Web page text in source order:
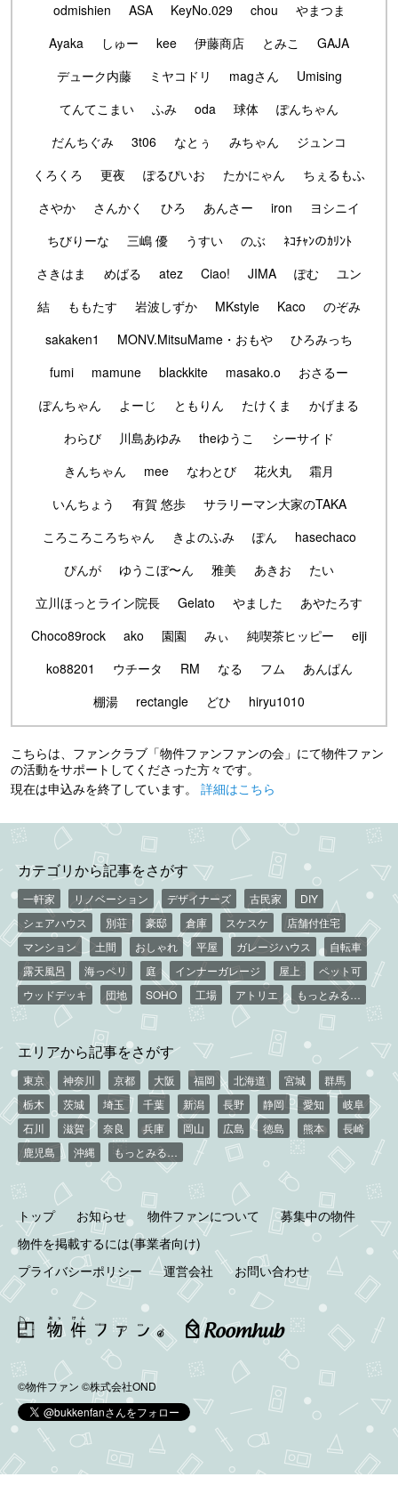
odmishien
ASA KeyNo.029 chou
やまつま
Ayaka
しゅー kee 伊藤商店 とみこ
GAJA
デューク内藤
ミヤコドリ magさん
Umising
てんてこまい
ふみ oda 球体
ぽんちゃん
だんちぐみ
3t06 なとぅ みちゃん
ジュンコ
くろくろ
更夜 ぽるぴいお たかにゃん
ちぇるもふ
さやか
さんかく ひろ あんさー iron
ヨシニイ
ちびりーな
三嶋 優 うすい のぶ
ﾈｺﾁｬﾝのｶﾘﾝﾄ
さきはま
めばる atez Ciao! JIMA ぽむ
ユン
結
ももたす 岩波しずか MKstyle Kaco
のぞみ
sakaken1
MONV.MitsuMame・おもや
ひろみっち
fumi
mamune blackkite masako.o
おさるー
ぽんちゃん
よーじ ともりん たけくま
かげまる
わらび
川島あゆみ theゆうこ
シーサイド
きんちゃん
mee なわとび 花火丸
霜月
いんちょう
有賀 悠歩
サラリーマン大家のTAKA
ころころころちゃん
きよのふみ ぽん
hasechaco
ぴんが
ゆうこぼ〜ん 雅美 あきお
たい
立川ほっとライン院長
Gelato やました
あやたろす
Choco89rock
ako 園園 みぃ 純喫茶ヒッピー
eiji
ko88201
ウチータ RM なる フム
あんぱん
棚湯
rectangle どひ hiryu1010
こちらは、ファンクラブ「物件ファンファンの会」にて物件ファン
の活動をサポートしてくださった方々です。
現在は申込みを終了しています。 詳細はこちら
カテゴリから記事をさがす
一軒家 リノベーション デザイナーズ 古民家
DIY
シェアハウス
別荘 豪邸 倉庫 スケスケ
店舗付住宅
マンション
土間 おしゃれ 平屋 ガレージハウス
自転車
露天風呂
海っペリ 庭 インナーガレージ 屋上
ペット可
ウッドデッキ
団地 SOHO 工場 アトリエ もっとみる…
エリアから記事をさがす
東京 神奈川 京都 大阪 福岡 北海道 宮城
群馬
栃木
茨城 埼玉 千葉 新潟 長野 静岡 愛知
岐阜
石川
滋賀 奈良 兵庫 岡山 広島 徳島 熊本
長崎
鹿児島
沖縄 もっとみる…
トップ お知らせ 物件ファンについて
募集中の物件
物件を掲載するには(事業者向け)
プライバシーポリシー
運営会社 お問い合わせ
©物件ファン ©株式会社OND